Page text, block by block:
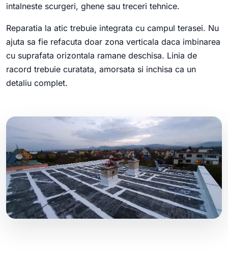
intalneste scurgeri, ghene sau treceri tehnice.
Reparatia la atic trebuie integrata cu campul terasei. Nu
ajuta sa fie refacuta doar zona verticala daca imbinarea
cu suprafata orizontala ramane deschisa. Linia de
racord trebuie curatata, amorsata si inchisa ca un
detaliu complet.